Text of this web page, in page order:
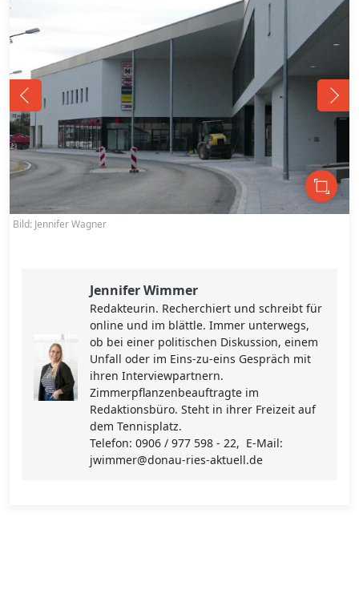
Bild: Jennifer Wagner
Jennifer Wimmer
Redakteurin. Recherchiert und schreibt für
online und im blättle. Immer unterwegs,
ob bei einer politischen Diskussion, einem
Unfall oder im Eins-zu-eins Gespräch mit
ihren Interviewpartnern.
Zimmerpflanzenbeauftragte im
Redaktionsbüro. Steht in ihrer Freizeit auf
dem Tennisplatz.
Telefon: 0906 / 977 598 - 22, E-Mail:
jwimmer@donau-ries-aktuell.de